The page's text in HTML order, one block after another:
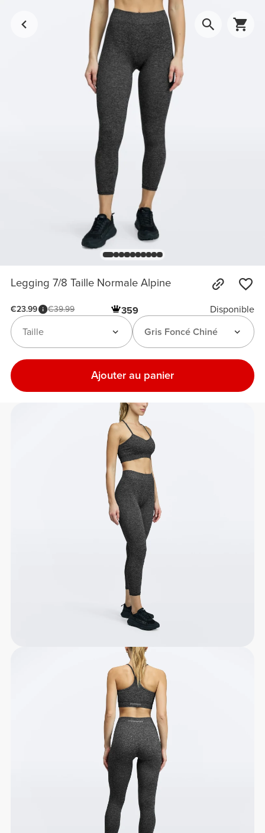
Legging 7/8 Taille Normale Alpine
€23.99 €39.99 359
Disponible
Gris Foncé Chiné
Taille
Ajouter au panier